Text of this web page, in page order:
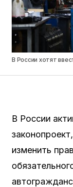
В России хотят
В России
изменить